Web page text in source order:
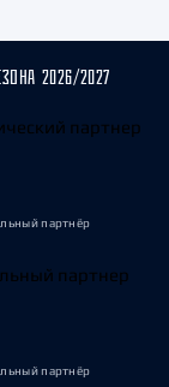
2026/2027
партнёр
партнёр